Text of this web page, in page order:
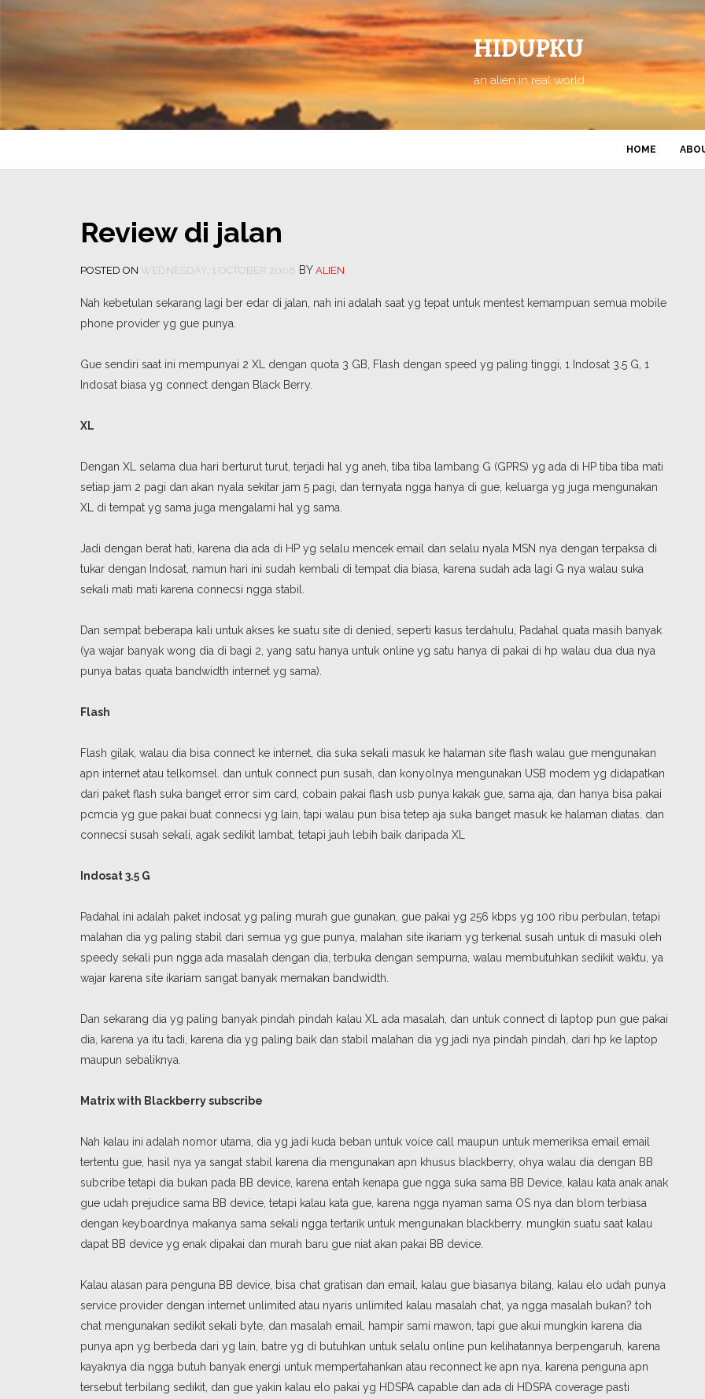
HIDUPKU
an alien in real world
HOME
Review di jalan
POSTED ON WEDNESDAY, 1 OCTOBER 2008 BY ALIEN
Nah kebetulan sekarang lagi ber edar di jalan, nah ini adalah saat yg tepat untuk mentest kemampuan semua mobile
phone provider yg gue punya.
Gue sendiri saat ini mempunyai 2 XL dengan quota 3 GB, Flash dengan speed yg paling tinggi, 1 Indosat 3.5 G, 1
Indosat biasa yg connect dengan Black Berry.
XL
Dengan XL selama dua hari berturut turut, terjadi hal yg aneh, tiba tiba lambang G (GPRS) yg ada di HP tiba tiba mati
setiap jam 2 pagi dan akan nyala sekitar jam 5 pagi, dan ternyata ngga hanya di gue, keluarga yg juga mengunakan
XL di tempat yg sama juga mengalami hal yg sama.
Jadi dengan berat hati, karena dia ada di HP yg selalu mencek email dan selalu nyala MSN nya dengan terpaksa di
tukar dengan Indosat, namun hari ini sudah kembali di tempat dia biasa, karena sudah ada lagi G nya walau suka
sekali mati mati karena connecsi ngga stabil.
Dan sempat beberapa kali untuk akses ke suatu site di denied, seperti kasus terdahulu, Padahal quata masih banyak
(ya wajar banyak wong dia di bagi 2, yang satu hanya untuk online yg satu hanya di pakai di hp walau dua dua nya
punya batas quata bandwidth internet yg sama).
Flash
Flash gilak, walau dia bisa connect ke internet, dia suka sekali masuk ke halaman site flash walau gue mengunakan
apn internet atau telkomsel. dan untuk connect pun susah, dan konyolnya mengunakan USB modem yg didapatkan
dari paket flash suka banget error sim card, cobain pakai flash usb punya kakak gue, sama aja, dan hanya bisa pakai
pcmcia yg gue pakai buat connecsi yg lain, tapi walau pun bisa tetep aja suka banget masuk ke halaman diatas. dan
connecsi susah sekali, agak sedikit lambat, tetapi jauh lebih baik daripada XL
Indosat 3.5 G
Padahal ini adalah paket indosat yg paling murah gue gunakan, gue pakai yg 256 kbps yg 100 ribu perbulan, tetapi
malahan dia yg paling stabil dari semua yg gue punya, malahan site ikariam yg terkenal susah untuk di masuki oleh
speedy sekali pun ngga ada masalah dengan dia, terbuka dengan sempurna, walau membutuhkan sedikit waktu, ya
wajar karena site ikariam sangat banyak memakan bandwidth.
Dan sekarang dia yg paling banyak pindah pindah kalau XL ada masalah, dan untuk connect di laptop pun gue pakai
dia, karena ya itu tadi, karena dia yg paling baik dan stabil malahan dia yg jadi nya pindah pindah, dari hp ke laptop
maupun sebaliknya.
Matrix with Blackberry subscribe
Nah kalau ini adalah nomor utama, dia yg jadi kuda beban untuk voice call maupun untuk memeriksa email email
tertentu gue, hasil nya ya sangat stabil karena dia mengunakan apn khusus blackberry, ohya walau dia dengan BB
subcribe tetapi dia bukan pada BB device, karena entah kenapa gue ngga suka sama BB Device, kalau kata anak anak
gue udah prejudice sama BB device, tetapi kalau kata gue, karena ngga nyaman sama OS nya dan blom terbiasa
dengan keyboardnya makanya sama sekali ngga tertarik untuk mengunakan blackberry. mungkin suatu saat kalau
dapat BB device yg enak dipakai dan murah baru gue niat akan pakai BB device.
Kalau alasan para penguna BB device, bisa chat gratisan dan email, kalau gue biasanya bilang, kalau elo udah punya
service provider dengan internet unlimited atau nyaris unlimited kalau masalah chat, ya ngga masalah bukan? toh
chat mengunakan sedikit sekali byte, dan masalah email, hampir sami mawon, tapi gue akui mungkin karena dia
punya apn yg berbeda dari yg lain, batre yg di butuhkan untuk selalu online pun kelihatannya berpengaruh, karena
kayaknya dia ngga butuh banyak energi untuk mempertahankan atau reconnect ke apn nya, karena penguna apn
tersebut terbilang sedikit, dan gue yakin kalau elo pakai yg HDSPA capable dan ada di HDSPA coverage pasti